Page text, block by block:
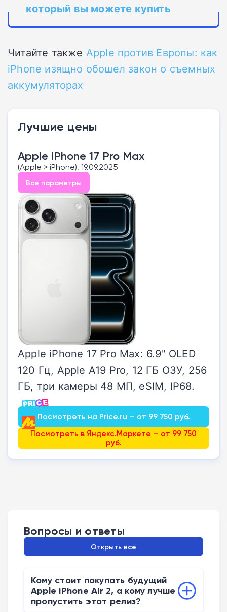
который вы можете купить
Читайте также Apple против Европы: как
iPhone изящно обошел закон о съемных
аккумуляторах
Лучшие цены
Apple iPhone 17 Pro Max
(Apple > iPhone), 19.09.2025
Все параметры
Apple iPhone 17 Pro Max: 6.9" OLED
120 Гц, Apple A19 Pro, 12 ГБ ОЗУ, 256
ГБ, три камеры 48 МП, eSIM, IP68.
Посмотреть на Price.ru — от 99 750 руб.
Посмотреть в Яндекс.Маркете — от 99 750
руб.
Вопросы и ответы
Открыть все
Кому стоит покупать будущий
Apple iPhone Air 2, а кому лучше
пропустить этот релиз?